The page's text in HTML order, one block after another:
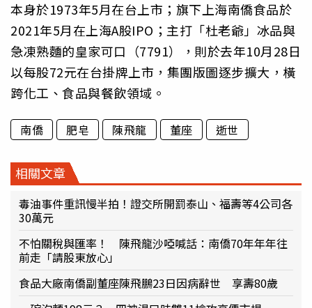
本身於1973年5月在台上市；旗下上海南僑食品於
2021年5月在上海A股IPO；主打「杜老爺」冰品與
急凍熟麵的皇家可口（7791），則於去年10月28日
以每股72元在台掛牌上市，集團版圖逐步擴大，橫
跨化工、食品與餐飲領域。
南僑 肥皂 陳飛龍 董座 逝世
相關文章
毒油事件重訊慢半拍！證交所開罰泰山、福壽等4公司各
30萬元
不怕關稅與匯率！ 陳飛龍沙啞喊話：南僑70年年年往
前走「請股東放心」
食品大廠南僑副董座陳飛鵬23日因病辭世 享壽80歲